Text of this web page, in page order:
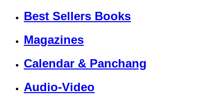
Best Sellers Books
Magazines
Calendar & Panchang
Audio-Video